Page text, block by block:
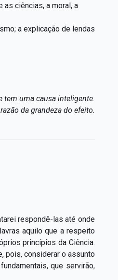
ciências, a moral, a
a explicação de lendas
tem uma causa inteligente.
da grandeza do efeito.
respondê-las até onde
aquilo que a respeito
princípios da Ciência.
pois, considerar o assunto
que servirão,